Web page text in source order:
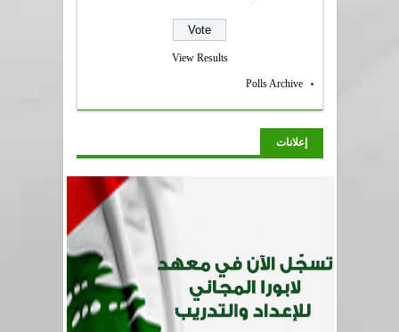
View Results
Polls Archive
إعلانات